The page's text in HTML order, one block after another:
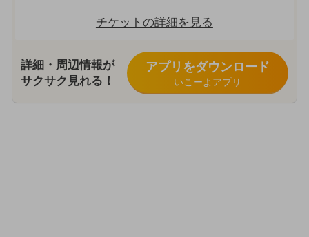
チケットの詳細を見る
詳細・周辺情報が
サクサク見れる！
アプリをダウンロード
いこーよアプリ